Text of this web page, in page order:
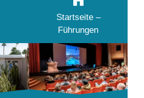
Startseite –
Führungen